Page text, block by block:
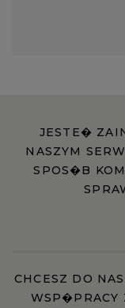
JESTE�
NASZYM
SPOS�B
CHCESZ DO
WSP�PRACY